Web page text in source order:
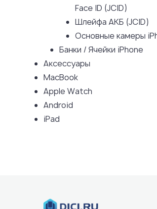
Face ID (JCID)
Шлейфа АКБ (JCID)
Основные камеры
Банки / Ячейки iPhone
Аксессуары
MacBook
Apple Watch
Android
iPad